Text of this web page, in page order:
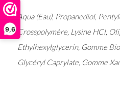
9,6
Aqua (Eau), Propanediol,
Crosspolymère, Lysine HCl,
Ethylhexylglycerin, Gomme
Glycéryl Caprylate, Gomme